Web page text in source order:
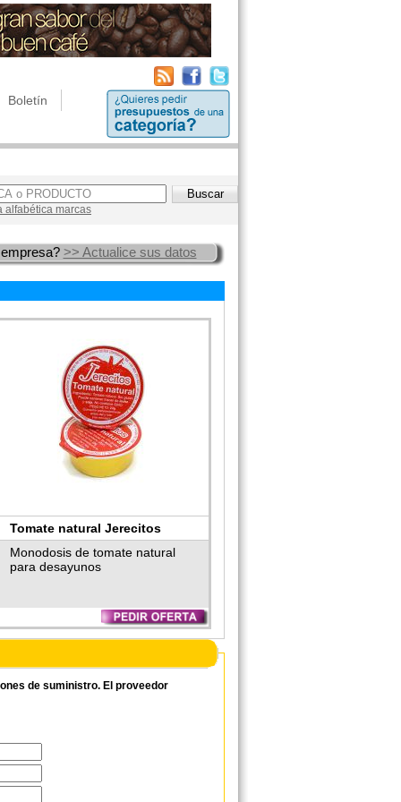
Boletín
alfabética marcas
>> Actualice sus datos
Tomate natural Jerecitos
Monodosis de tomate natural
para desayunos
de suministro. El proveedor